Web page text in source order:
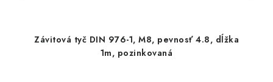
Závitová tyč DIN 976-1, M8, pevnosť 4.8, dĺžka
1m, pozinkovaná